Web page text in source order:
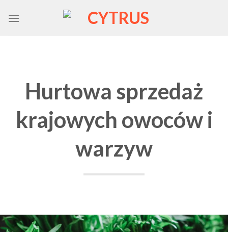
Hurtowa sprzedaż
krajowych owoców i
warzyw